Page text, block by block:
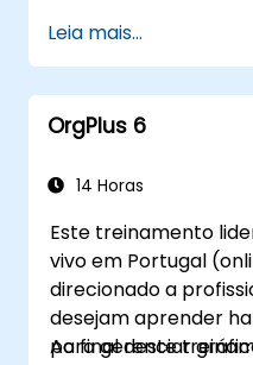
Avaliar estudos
traduzir lições
Leia mais...
OrgPlus 6
14 Horas
Este treinamento
vivo em Portugal
direcionado a
desejam aprender
para gerenciar
Ao final deste